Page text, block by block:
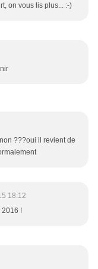
on vous lis plus... :-)
???oui il revient de
18:12
2016 !